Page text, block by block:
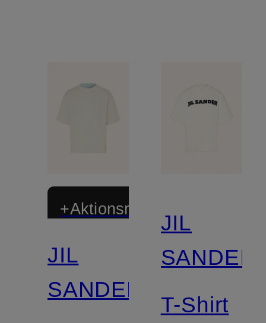
+Aktionsrabatt
JIL
SANDER
JIL
SANDER
T-Shirt